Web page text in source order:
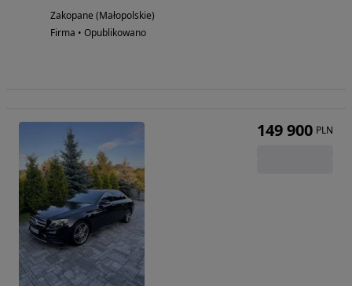
Zakopane (Małopolskie)
Firma • Opublikowano
149 900 PLN